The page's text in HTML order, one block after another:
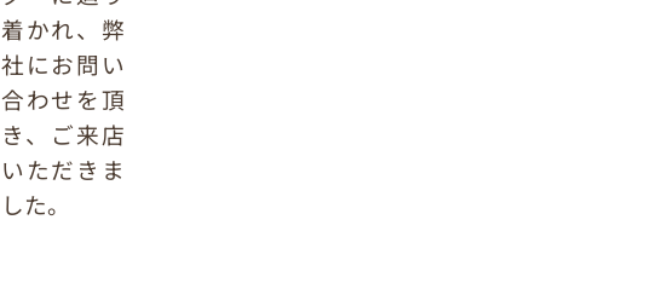
着かれ、弊
社にお問い
合わせを頂
き、ご来店
いただきま
した。